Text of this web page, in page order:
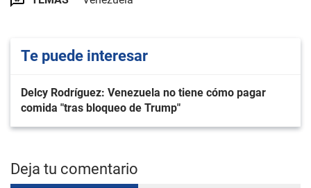
Te puede interesar
Delcy Rodríguez: Venezuela no tiene cómo pagar
comida "tras bloqueo de Trump"
Deja tu comentario